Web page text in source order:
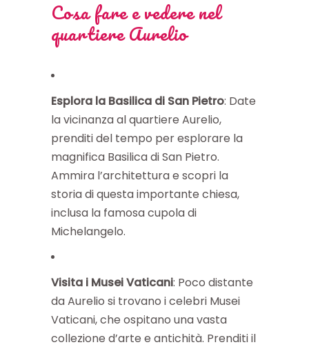
Cosa fare e vedere nel
quartiere Aurelio
Esplora la Basilica di San Pietro: Date
la vicinanza al quartiere Aurelio,
prenditi del tempo per esplorare la
magnifica Basilica di San Pietro.
Ammira l’architettura e scopri la
storia di questa importante chiesa,
inclusa la famosa cupola di
Michelangelo.
Visita i Musei Vaticani: Poco distante
da Aurelio si trovano i celebri Musei
Vaticani, che ospitano una vasta
collezione d’arte e antichità. Prenditi il